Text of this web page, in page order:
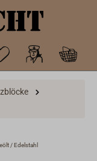
/ Edelstahl